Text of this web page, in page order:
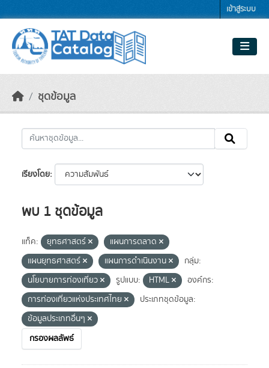
เข้าสู่ระบบ
ชุดข้อมูล
เรียงโดย
พบ 1 ชุดข้อมูล
แท็ค: ยุทธศาสตร์
แผนการตลาด
แผนยุทธศาสตร์
แผนการดำเนินงาน
กลุ่ม:
นโยบายการท่องเที่ยว
รูปแบบ: HTML
องค์กร:
การท่องเที่ยวแห่งประเทศไทย
ประเภทชุดข้อมูล:
ข้อมูลประเภทอื่นๆ
กรองผลลัพธ์